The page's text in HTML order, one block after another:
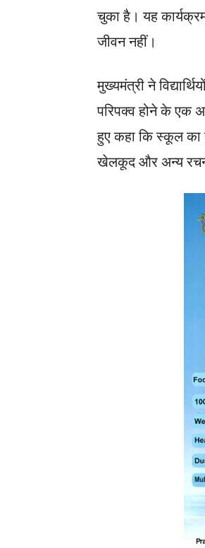
चुका है। यह
जीवन नहीं।
मुख्यमंत्री ने
परिपक्व होने के एक
हुए कहा कि स्कूल का
खेलकूद और अन्य